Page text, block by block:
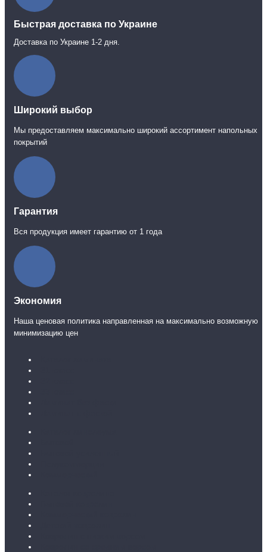
Быстрая доставка по Украине
Доставка по Украине 1-2 дня.
Широкий выбор
Мы предоставляем максимально широкий ассортимент напольных
покрытий
Гарантия
Вся продукция имеет гарантию от 1 года
Экономия
Наша ценовая политика направленная на максимально возможную
минимизацию цен